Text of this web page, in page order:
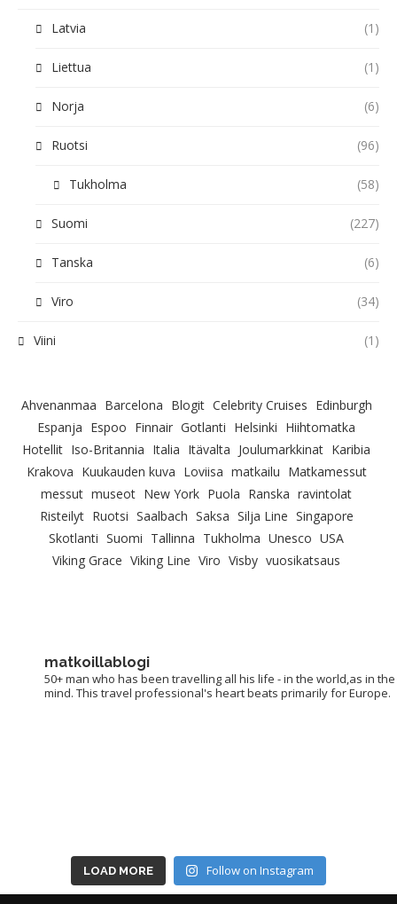
Latvia (1)
Liettua (1)
Norja (6)
Ruotsi (96)
Tukholma (58)
Suomi (227)
Tanska (6)
Viro (34)
Viini (1)
Ahvenanmaa Barcelona Blogit Celebrity Cruises Edinburgh
Espanja Espoo Finnair Gotlanti Helsinki Hiihtomatka
Hotellit Iso-Britannia Italia Itävalta Joulumarkkinat Karibia
Krakova Kuukauden kuva Loviisa matkailu Matkamessut
messut museot New York Puola Ranska ravintolat
Risteilyt Ruotsi Saalbach Saksa Silja Line Singapore
Skotlanti Suomi Tallinna Tukholma Unesco USA
Viking Grace Viking Line Viro Visby vuosikatsaus
matkoillablogi
50+ man who has been travelling all his life - in the world,as in the
mind. This travel professional's heart beats primarily for Europe.
LOAD MORE Follow on Instagram